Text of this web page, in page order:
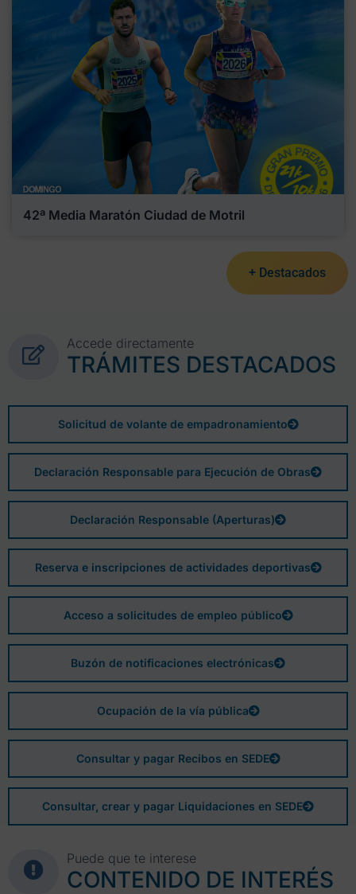
42ª Media Maratón Ciudad de Motril
+ Destacados
Accede directamente
TRÁMITES DESTACADOS
Solicitud de volante de empadronamiento
Declaración Responsable para Ejecución de Obras
Declaración Responsable (Aperturas)
Reserva e inscripciones de actividades deportivas
Acceso a solicitudes de empleo público
Buzón de notificaciones electrónicas
Ocupación de la vía pública
Consultar y pagar Recibos en SEDE
Consultar, crear y pagar Liquidaciones en SEDE
Puede que te interese
CONTENIDO DE INTERÉS